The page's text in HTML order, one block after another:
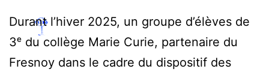
Durant l’hiver 2025, un groupe d’élèves de
3ᵉ du collège Marie Curie, partenaire du
Fresnoy dans le cadre du dispositif des